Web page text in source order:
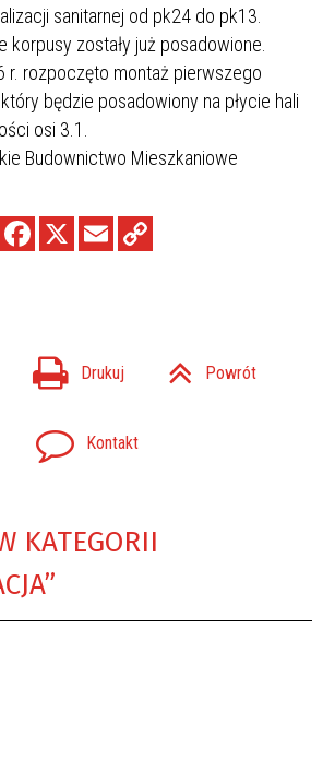
sanitarnej od pk24 do pk13.
korpusy zostały już posadowione.
r. rozpoczęto montaż pierwszego
będzie posadowiony na płycie hali
osi 3.1.
Budownictwo Mieszkaniowe
Drukuj Powrót
Kontakt
KATEGORII